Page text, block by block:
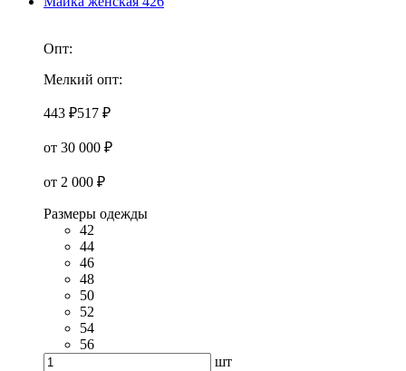
Опт:
Мелкий опт:
443 ₽517 ₽
от 30 000 ₽
от 2 000 ₽
Размеры одежды
42
44
46
48
50
52
54
56
шт